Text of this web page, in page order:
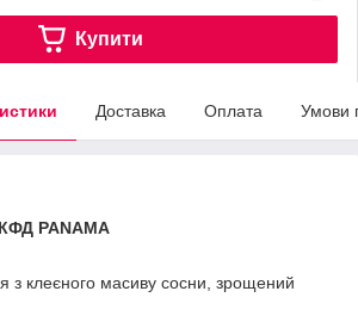
Купити
Доставка Оплата Умови
КФД PANAMA
з клеєного масиву сосни, зрощений